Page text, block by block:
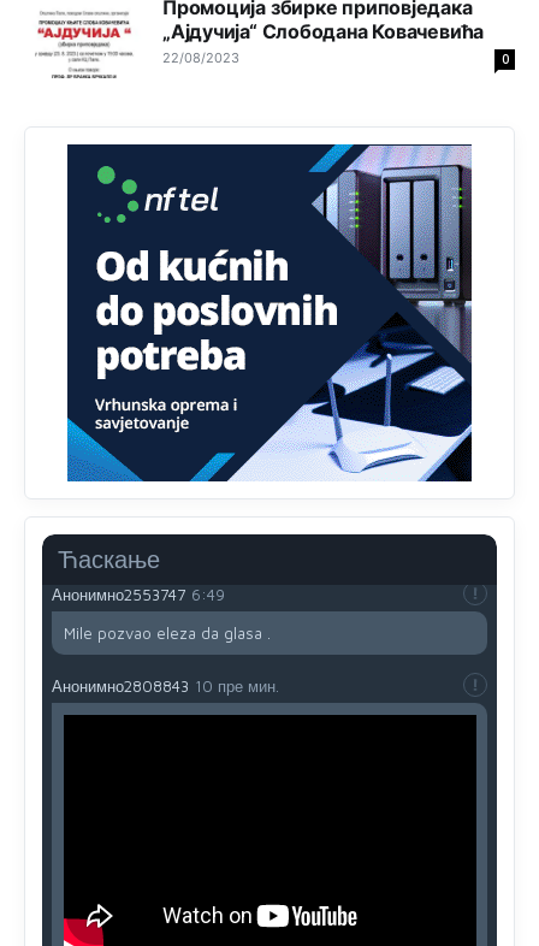
Промоција збирке приповједака
„Ајдучија“ Слободана Ковачевића
22/08/2023 0
Ћаскање
uvoznik za Kosovo
Анонимно2806721
Kosovo-kome će se vratiti? Gdje je dobrodošla i koga
da brani? A imamo vojsku Kosova kojoj želimo svako
dobro i da se što bolje opreme
Анонимно2808202
i mi tebi želimo dug život i tešku bolest
Анонимно2808216 јуче 1:42
Akò se prevede...manji umro nego sto se rodio.
Анонимно2806721 јуче 2:27
Kuniocu ide q u guz...
Анонимно2808843 јуче 6:20
Анонимно2553747 6:49
Mile pozvao eleza da glasa .
Анонимно2808843 10 пре мин.